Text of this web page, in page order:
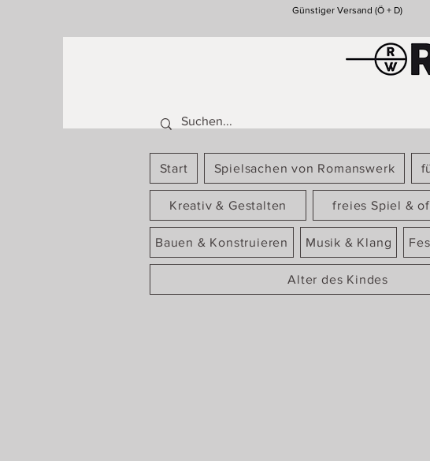
Günstiger Versand (Ö + D)
Start Spielsachen von Romanswerk
Kreativ & Gestalten freies Spiel &
Bauen & Konstruieren Musik & Klang
Alter des Kindes